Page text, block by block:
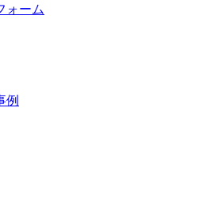
ォーム
例